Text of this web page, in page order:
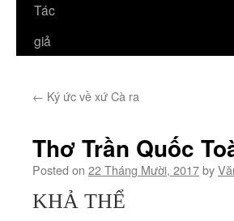
Tác
giả
← Ký ức về xứ Cà ra
Thơ Trần Quốc
Posted on 22 Tháng Mười, 2017by
KHẢ THỂ